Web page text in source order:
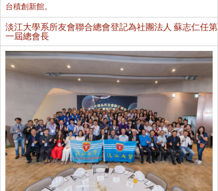
台積創新館。
淡江大學系所友會聯合總會登記為社團法人 蘇志仁任第
一屆總會長